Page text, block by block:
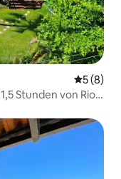
5 (8)
Stunden von Rio